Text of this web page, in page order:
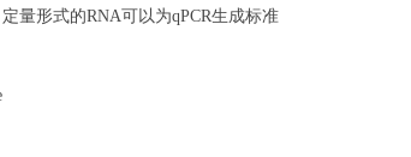
量形式的RNA可以为qPCR生成标准